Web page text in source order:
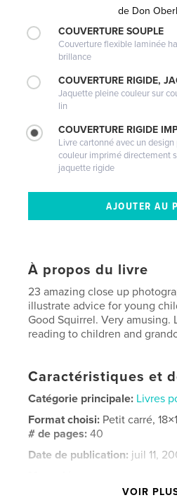
de Don
COUVERTURE SOUPLE
Couverture flexible laminée
brillance
COUVERTURE RIGIDE,
Jaquette pleine couleur sur
lin
COUVERTURE RIGIDE
Livre cartonné avec un design
couleur imprimé directement
jaquette rigide
À propos du livre
23 amazing close up
illustrate advice for young
Good Squirrel. Very amusing.
reading to children and
Caractéristiques et
Catégorie principale: Livres
Format choisi: Petit carré,
# de pages:40
Date de publication: juil 11,
gray squirrel
VOIR